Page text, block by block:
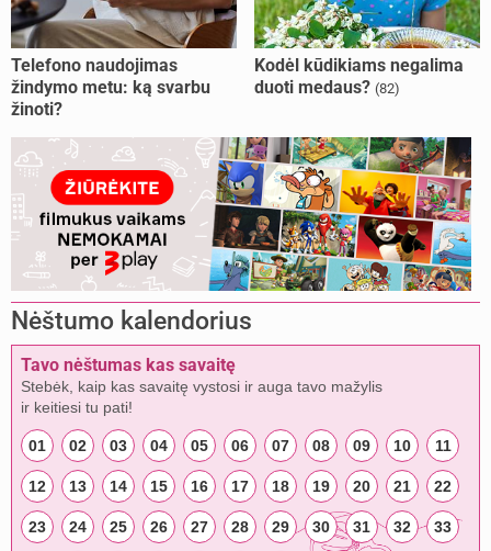
Telefono naudojimas
žindymo metu: ką svarbu
žinoti?
Kodėl kūdikiams negalima
duoti medaus? (82)
Nėštumo kalendorius
Tavo nėštumas kas savaitę
Stebėk, kaip kas savaitę vystosi ir auga tavo mažylis
ir keitiesi tu pati!
01 02 03 04 05 06 07 08 09 10 11
12 13 14 15 16 17 18 19 20 21 22
23 24 25 26 27 28 29 30 31 32 33